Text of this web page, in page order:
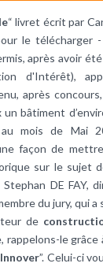
“ livret écrit par
le
après avoir
d'Intérêt),
après
bâtiment
mois de Mai
façon de
sur le sujet
Stephan DE FAY,
du jury, qui a
de
rappelons-le grâce
”. Celui-ci